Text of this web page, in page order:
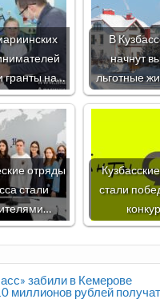
гранты на…
В
начнут
льготные
отряды
стали
стали
забили в Кемерове
миллионов рублей